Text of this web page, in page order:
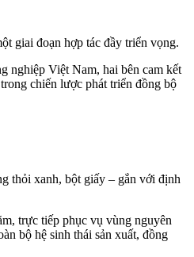
giai đoạn hợp tác đầy triển vọng.
nghiệp Việt Nam, hai bên cam kết
chiến lược phát triển đồng bộ
thỏi xanh, bột giấy – gắn với định
trực tiếp phục vụ vùng nguyên
bộ hệ sinh thái sản xuất, đồng